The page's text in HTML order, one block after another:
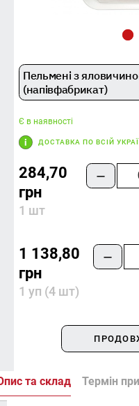
Пельмені з
(напівфабрикат)
Є в наявності
ДОСТАВКА ПО ВСІЙ
284,70
грн
1 шт
1 138,80
грн
1 уп (4 шт)
та склад Термін